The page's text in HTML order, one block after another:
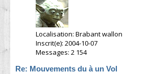
Localisation: Brabant wallon
Inscrit(e): 2004-10-07
Messages: 2 154
Re: Mouvements du à un Vol